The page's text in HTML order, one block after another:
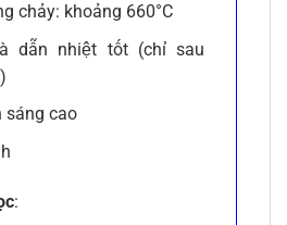
chảy: khoảng 660°C
dẫn nhiệt tốt (chỉ sau
sáng cao
: